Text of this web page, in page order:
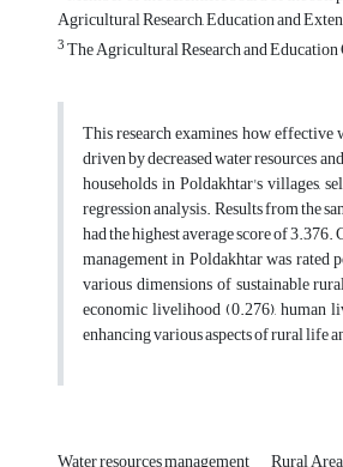
Agricultural Research, Education and
3The Agricultural Research and
This research examines how
driven by decreased water resources
households in Poldakhtar's villages,
regression analysis. Results from the
had the highest average score of
management in Poldakhtar was rated
various dimensions of sustainable
economic livelihood (0.276), human
enhancing various aspects of rural